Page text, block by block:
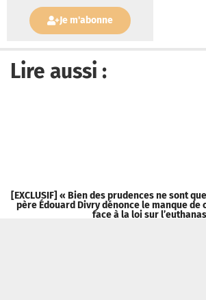
Je m'abonne
Lire aussi :
[EXCLUSIF] « Bien des prudences ne sont
père Édouard Divry dénonce le manque de
face à la loi sur